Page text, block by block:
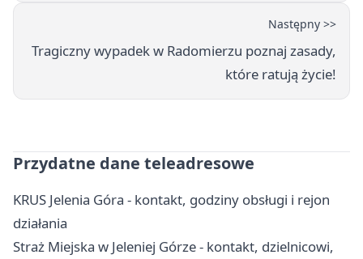
Następny >>
Tragiczny wypadek w Radomierzu poznaj zasady,
które ratują życie!
Przydatne dane teleadresowe
KRUS Jelenia Góra - kontakt, godziny obsługi i rejon
działania
Straż Miejska w Jeleniej Górze - kontakt, dzielnicowi,